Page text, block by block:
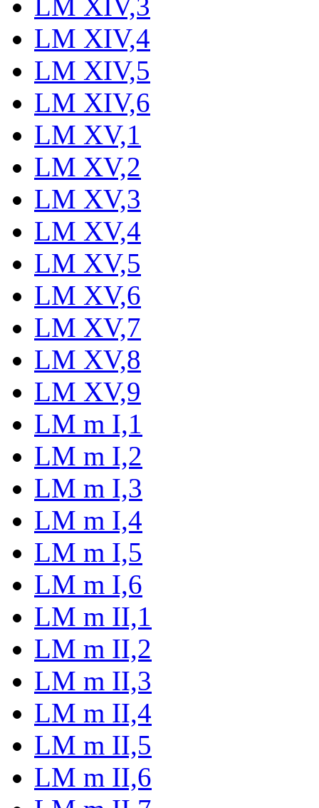
LM XIV,4
LM XIV,5
LM XIV,6
LM XV,1
LM XV,2
LM XV,3
LM XV,4
LM XV,5
LM XV,6
LM XV,7
LM XV,8
LM XV,9
LM m I,1
LM m I,2
LM m I,3
LM m I,4
LM m I,5
LM m I,6
LM m II,1
LM m II,2
LM m II,3
LM m II,4
LM m II,5
LM m II,6